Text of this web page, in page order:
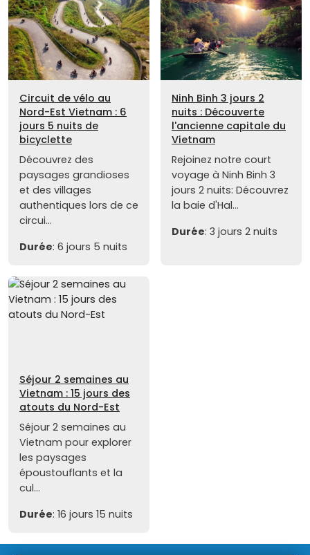
Circuit de vélo au
Nord-Est Vietnam : 6
jours 5 nuits de
bicyclette
Découvrez des
paysages grandioses
et des villages
authentiques lors de ce
circui...
Durée: 6 jours 5 nuits
Ninh Binh 3 jours 2
nuits : Découverte
l'ancienne capitale du
Vietnam
Rejoinez notre court
voyage à Ninh Binh 3
jours 2 nuits: Découvrez
la baie d'Hal...
Durée: 3 jours 2 nuits
Séjour 2 semaines au
Vietnam : 15 jours des
atouts du Nord-Est
Séjour 2 semaines au
Vietnam pour explorer
les paysages
époustouflants et la
cul...
Durée: 16 jours 15 nuits